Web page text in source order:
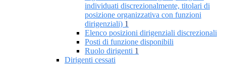
individuati discrezionalmente, titolari di
posizione organizzativa con funzioni
dirigenziali) 1
Elenco posizioni dirigenziali discrezionali
Posti di funzione disponibili
Ruolo dirigenti 1
Dirigenti cessati